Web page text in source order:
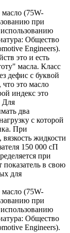
масло (75W-
при
Общество
Engineers).
это и есть
масла. Класс
дефис с буквой
это масло
индекс это
Для
два
с которой
При
жидкости
150 000 сП
при
показатель в свою
для
масло (75W-
при
Общество
Engineers).